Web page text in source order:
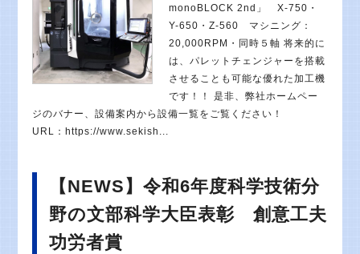
monoBLOCK 2nd」 X-750・
Y-650・Z-560 マシニング：
20,000RPM・同時５軸 将来的に
は、パレットチェンジャーを搭載
させることも可能な優れた加工機
です！！ 是非、弊社ホームペー
ジのバナー、設備案内から設備一覧をご覧ください！
URL：https://www.sekish...
【NEWS】令和6年度科学技術分
野の文部科学大臣表彰 創意工夫
功労者賞